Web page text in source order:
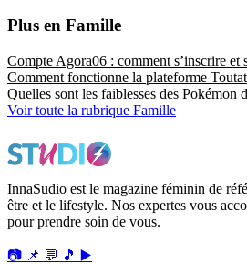
Plus en Famille
Compte Agora06 : comment s’inscrire et
Comment fonctionne la plateforme
Quelles sont les faiblesses des Pokémon
Voir toute la rubrique Famille
InnaSudio est le magazine féminin de
être et le lifestyle. Nos expertes vous
pour prendre soin de vous.
📷 📌 💬 🎵 ▶️